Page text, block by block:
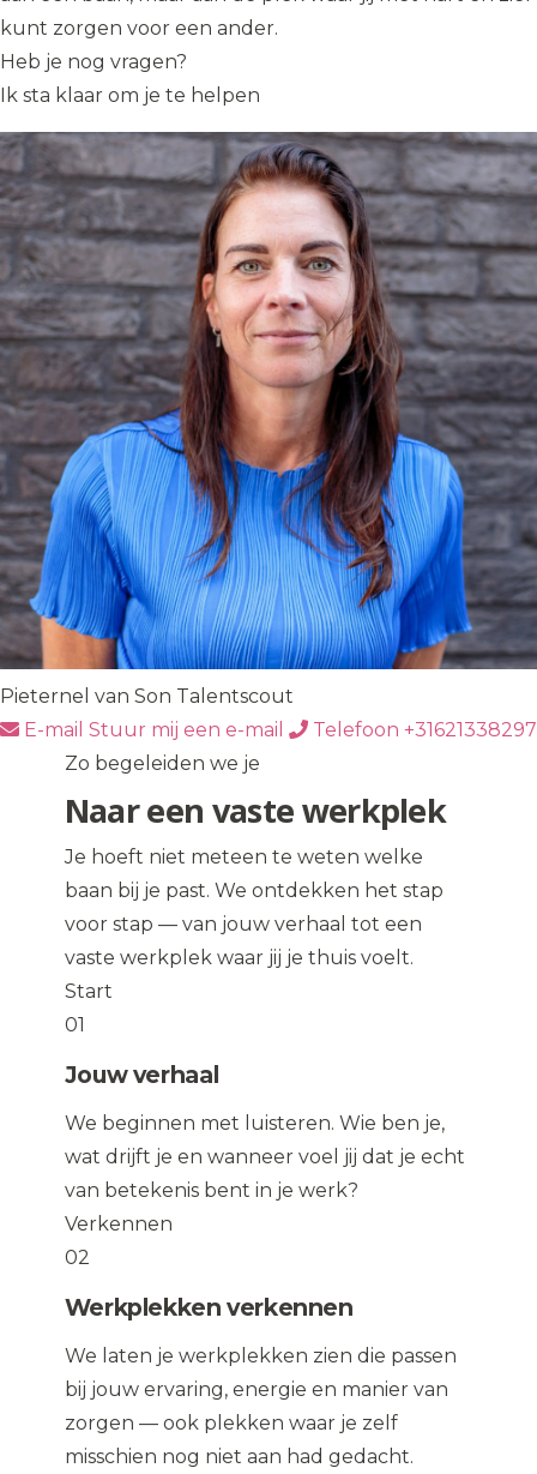
kunt zorgen voor een ander.
Heb je nog vragen?
Ik sta klaar om je te helpen
Pieternel van Son Talentscout
E-mail Stuur mij een e-mail Telefoon +31621338297
Zo begeleiden we je
Naar een vaste werkplek
Je hoeft niet meteen te weten welke
baan bij je past. We ontdekken het stap
voor stap — van jouw verhaal tot een
vaste werkplek waar jij je thuis voelt.
Start
01
Jouw verhaal
We beginnen met luisteren. Wie ben je,
wat drijft je en wanneer voel jij dat je echt
van betekenis bent in je werk?
Verkennen
02
Werkplekken verkennen
We laten je werkplekken zien die passen
bij jouw ervaring, energie en manier van
zorgen — ook plekken waar je zelf
misschien nog niet aan had gedacht.